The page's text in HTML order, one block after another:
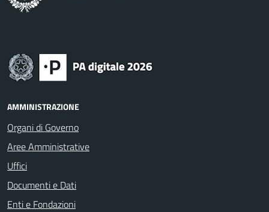
AMMINISTRAZIONE
Organi di Governo
Aree Amministrative
Uffici
Documenti e Dati
Enti e Fondazioni